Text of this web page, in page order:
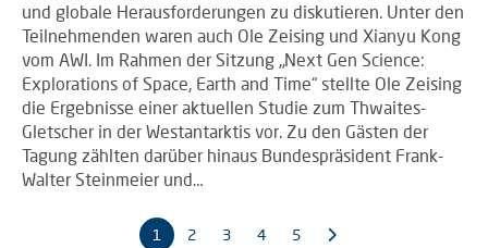
und globale Herausforderungen zu diskutieren. Unter den
Teilnehmenden waren auch Ole Zeising und Xianyu Kong
vom AWI. Im Rahmen der Sitzung „Next Gen Science:
Explorations of Space, Earth and Time“ stellte Ole Zeising
die Ergebnisse einer aktuellen Studie zum Thwaites-
Gletscher in der Westantarktis vor. Zu den Gästen der
Tagung zählten darüber hinaus Bundespräsident Frank-
Walter Steinmeier und…
1 2 3 4 5